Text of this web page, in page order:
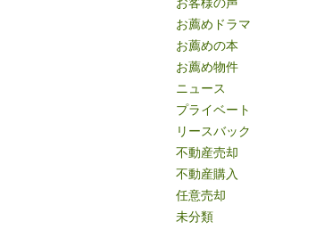
お薦めドラマ
お薦めの本
お薦め物件
ニュース
プライベート
リースバック
不動産売却
不動産購入
任意売却
未分類